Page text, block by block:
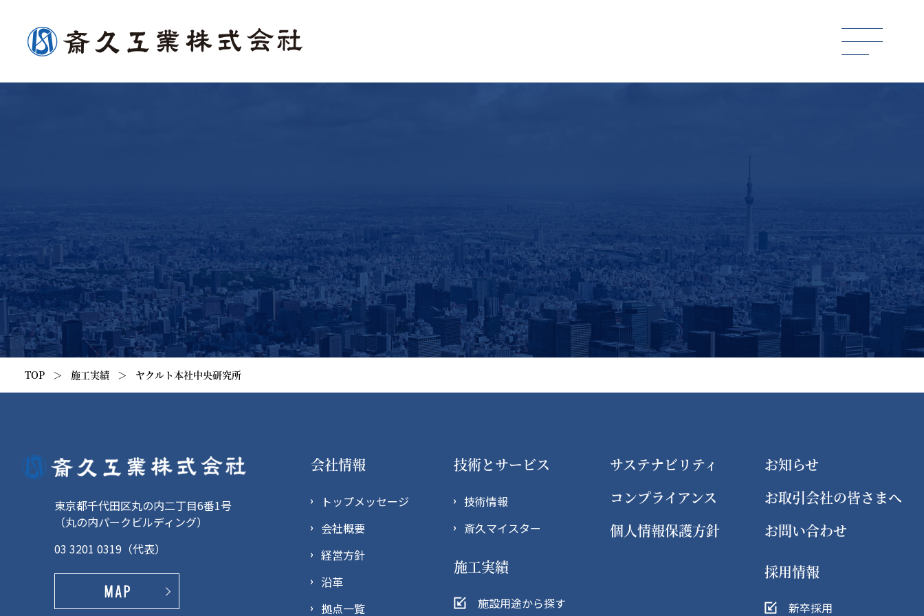
TOP ＞ 施工実績 ＞ ヤクルト本社中央研究所
東京都千代田区丸の内二丁目6番1号
（丸の内パークビルディング）
03 3201 0319 （代表）
会社情報
トップメッセージ
会社概要
経営方針
沿革
拠点一覧
技術とサービス
技術情報
斎久マイスター
施工実績
施設用途から探す
サステナビリティ
コンプライアンス
個人情報保護方針
お知らせ
お取引会社の皆さまへ
お問い合わせ
採用情報
新卒採用